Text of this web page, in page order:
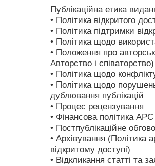
Публікаційна етика
• Політика відкритого
• Політика підтримки
• Політика щодо
• Положення про
Авторство і співаторство)
• Політика щодо
• Політика щодо
дублювання публікацій
• Процес рецензування
• Фінансова політика APC
• Постпублікаційне
• Архівування (Політика
відкритому доступі)
• Відкликання статті та